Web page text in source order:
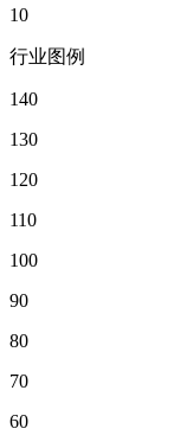
10
行业图例
140
130
120
110
100
90
80
70
60